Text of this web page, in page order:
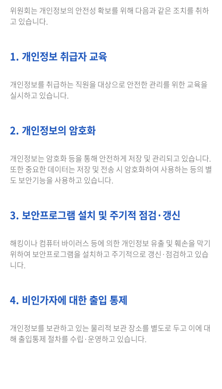
위원회는 개인정보의 안전성 확보를 위해 다음과 같은 조치를 취하
고 있습니다.
1. 개인정보 취급자 교육
개인정보를 취급하는 직원을 대상으로 안전한 관리를 위한 교육을
실시하고 있습니다.
2. 개인정보의 암호화
개인정보는 암호화 등을 통해 안전하게 저장 및 관리되고 있습니다.
또한 중요한 데이터는 저장 및 전송 시 암호화하여 사용하는 등의 별
도 보안기능을 사용하고 있습니다.
3. 보안프로그램 설치 및 주기적 점검·갱신
해킹이나 컴퓨터 바이러스 등에 의한 개인정보 유출 및 훼손을 막기
위하여 보안프로그램을 설치하고 주기적으로 갱신·점검하고 있습
니다.
4. 비인가자에 대한 출입 통제
개인정보를 보관하고 있는 물리적 보관 장소를 별도로 두고 이에 대
해 출입통제 절차를 수립·운영하고 있습니다.